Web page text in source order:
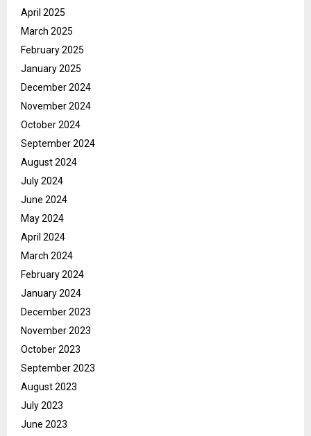
April 2025
March 2025
February 2025
January 2025
December 2024
November 2024
October 2024
September 2024
August 2024
July 2024
June 2024
May 2024
April 2024
March 2024
February 2024
January 2024
December 2023
November 2023
October 2023
September 2023
August 2023
July 2023
June 2023